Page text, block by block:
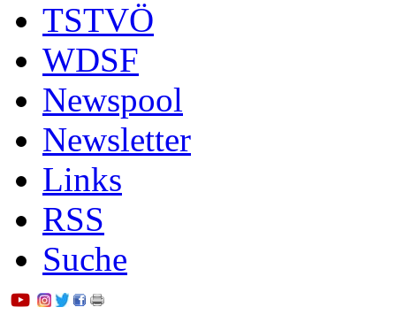
TSTVÖ
WDSF
Newspool
Newsletter
Links
RSS
Suche